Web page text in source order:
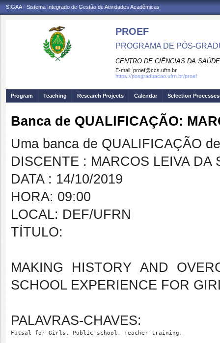
SIGAA - Sistema Integrado de Gestão de Atividades Acadêmicas
PROEF
PROGRAMA DE PÓS-
CENTRO DE CIÊNCIAS DA SAÚDE
E-mail: proef@ccs.ufrn.br
https://posgraduacao.ufrn.br/proef
Program Teaching Research Projects Calendar Selection Processes
Banca de QUALIFICAÇÃO:
Uma banca de QUALIFICAÇÃO
DISCENTE : MARCOS LEIVA DA
DATA : 14/10/2019
HORA: 09:00
LOCAL: DEF/UFRN
TÍTULO:
MAKING HISTORY AND
SCHOOL EXPERIENCE FOR
PALAVRAS-CHAVES:
Futsal for Girls. Public school. Teacher training.